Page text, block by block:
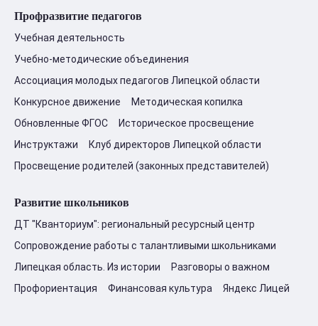
Профразвитие педагогов
Учебная деятельность
Учебно-методические объединения
Ассоциация молодых педагогов Липецкой области
Конкурсное движение
Методическая копилка
Обновленные ФГОС
Историческое просвещение
Инструктажи
Клуб директоров Липецкой области
Просвещение родителей (законных представителей)
Развитие школьников
ДТ "Кванториум": региональный ресурсный центр
Сопровождение работы с талантливыми школьниками
Липецкая область. Из истории
Разговоры о важном
Профориентация
Финансовая культура Яндекс Лицей